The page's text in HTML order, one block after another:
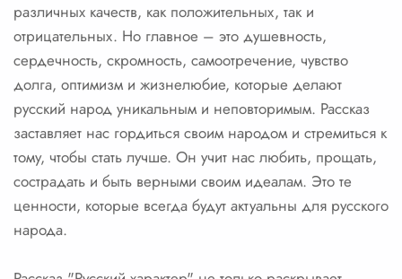
различных качеств, как положительных, так и
отрицательных. Но главное – это душевность,
сердечность, скромность, самоотречение, чувство
долга, оптимизм и жизнелюбие, которые делают
русский народ уникальным и неповторимым. Рассказ
заставляет нас гордиться своим народом и стремиться к
тому, чтобы стать лучше. Он учит нас любить, прощать,
сострадать и быть верными своим идеалам. Это те
ценности, которые всегда будут актуальны для русского
народа.